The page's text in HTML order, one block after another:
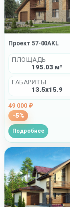
Проект 57-00AKL
ПЛОЩАДЬ
195.03 м²
ГАБАРИТЫ
13.5x15.9
49 000 ₽
-5%
Подробнее